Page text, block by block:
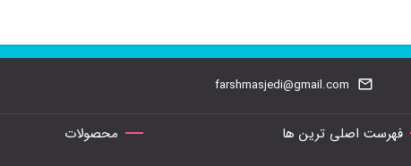
farshmasjedi@gmail.com
فهرست اصلی ترین ها محصولات